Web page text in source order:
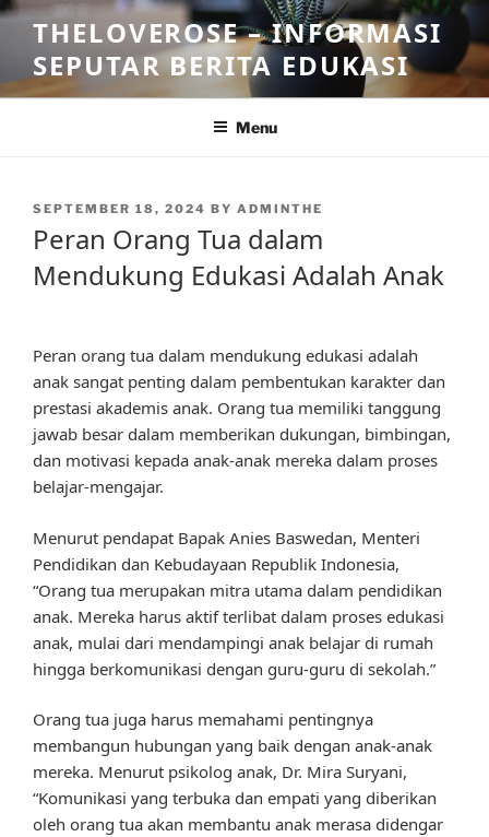
Skip
content
THELOVEROSE – INFORMASI
SEPUTAR BERITA EDUKASI
Menu
POSTED
SEPTEMBER 18, 2024 BY ADMINTHE
Peran Orang Tua dalam
Mendukung Edukasi Adalah Anak
Peran orang tua dalam mendukung edukasi adalah
anak sangat penting dalam pembentukan karakter dan
prestasi akademis anak. Orang tua memiliki tanggung
jawab besar dalam memberikan dukungan, bimbingan,
dan motivasi kepada anak-anak mereka dalam proses
belajar-mengajar.
Menurut pendapat Bapak Anies Baswedan, Menteri
Pendidikan dan Kebudayaan Republik Indonesia,
“Orang tua merupakan mitra utama dalam pendidikan
anak. Mereka harus aktif terlibat dalam proses edukasi
anak, mulai dari mendampingi anak belajar di rumah
hingga berkomunikasi dengan guru-guru di sekolah.”
Orang tua juga harus memahami pentingnya
membangun hubungan yang baik dengan anak-anak
mereka. Menurut psikolog anak, Dr. Mira Suryani,
“Komunikasi yang terbuka dan empati yang diberikan
oleh orang tua akan membantu anak merasa didengar